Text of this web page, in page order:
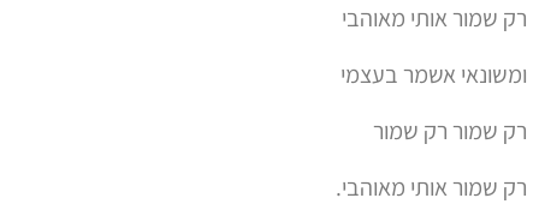
רק שמור אותי מאוהבי
ומשונאי אשמר בעצמי
רק שמור רק שמור
רק שמור אותי מאוהבי.